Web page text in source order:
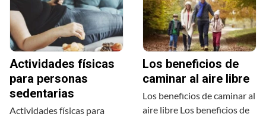
Actividades físicas
para personas
sedentarias
Actividades físicas para
Los beneficios de
caminar al aire libre
Los beneficios de caminar al
aire libre Los beneficios de